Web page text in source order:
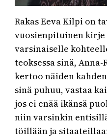
Rakas Eeva Kilpi on
vuosienpituinen
varsinaiselle
teoksessa sinä,
kertoo näiden
sinä puhuu, vastaa
jos ei enää ikänsä
niin varsinkin
töillään ja